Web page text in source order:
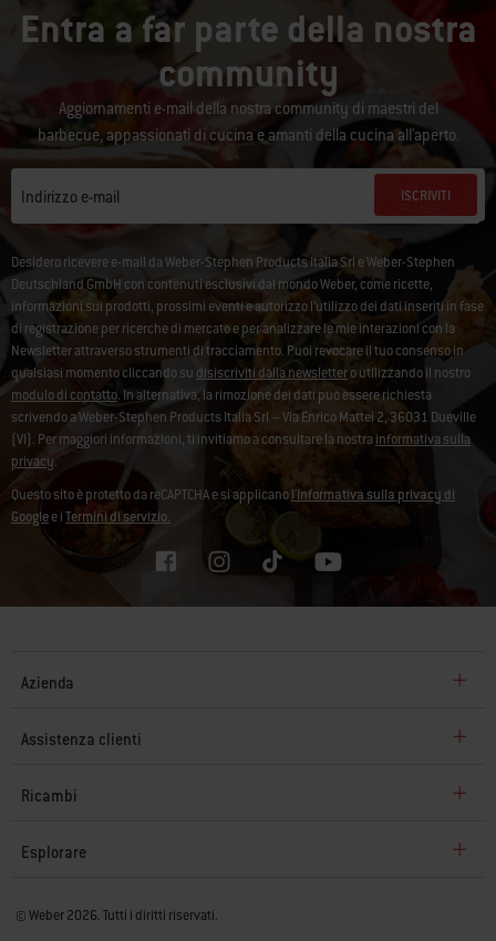
Entra a far parte della nostra
community
Aggiornamenti e-mail della nostra community di maestri del
barbecue, appassionati di cucina e amanti della cucina all'aperto.
Indirizzo e-mail ISCRIVITI
Desidero ricevere e-mail da Weber-Stephen Products Italia Srl e Weber-Stephen
Deutschland GmbH con contenuti esclusivi dal mondo Weber, come ricette,
informazioni sui prodotti, prossimi eventi e autorizzo l’utilizzo dei dati inseriti in fase
di registrazione per ricerche di mercato e per analizzare le mie interazioni con la
Newsletter attraverso strumenti di tracciamento. Puoi revocare il tuo consenso in
qualsiasi momento cliccando su disiscriviti dalla newslettero utilizzando il nostro
modulo di contatto. In alternativa, la rimozione dei dati può essere richiesta
scrivendo a Weber-Stephen Products Italia Srl – Via Enrico Mattei 2, 36031 Dueville
(VI). Per maggiori informazioni, ti invitiamo a consultare la nostra informativa sulla
privacy.
Questo sito è protetto da reCAPTCHA e si applicanol'Informativa sulla privacy di
Googlee iTermini di servizio.
Azienda
Assistenza clienti
Ricambi
Esplorare
© Weber 2026. Tutti i diritti riservati.